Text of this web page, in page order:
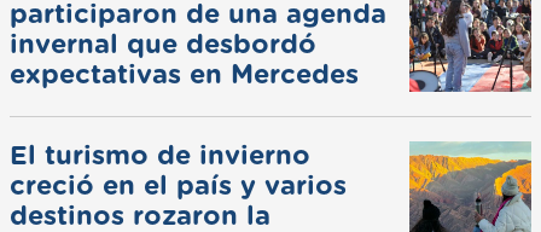
participaron de una agenda
invernal que desbordó
expectativas en Mercedes
El turismo de invierno
creció en el país y varios
destinos rozaron la